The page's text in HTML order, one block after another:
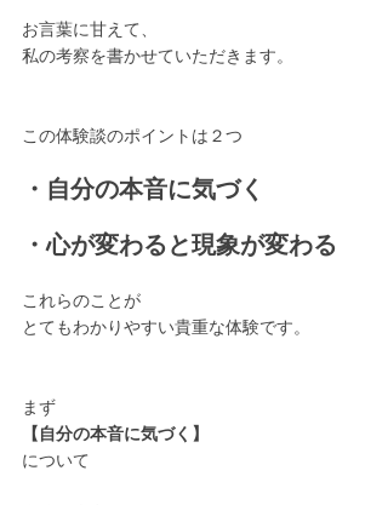
お言葉に甘えて、
私の考察を書かせていただきます。
この体験談のポイントは２つ
・自分の本音に気づく
・心が変わると現象が変わる
これらのことが
とてもわかりやすい貴重な体験です。
まず
【自分の本音に気づく】
について